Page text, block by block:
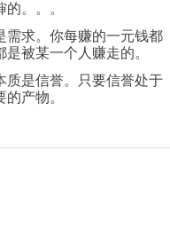
。。。
需求。你每赚的一元钱都
被某一个人赚走的。
质是信誉。只要信誉处于
产物。